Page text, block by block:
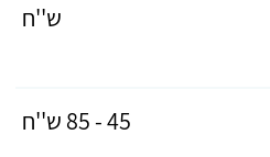
ש''ח
45 - 85 ש''ח